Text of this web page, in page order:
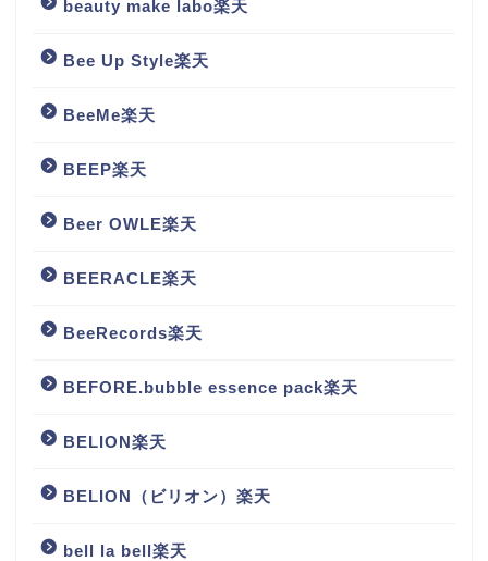
beauty make labo楽天
Bee Up Style楽天
BeeMe楽天
BEEP楽天
Beer OWLE楽天
BEERACLE楽天
BeeRecords楽天
BEFORE.bubble essence pack楽天
BELION楽天
BELION（ビリオン）楽天
bell la bell楽天